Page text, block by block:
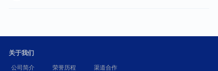
关于我们
公司简介 荣誉历程 渠道合作